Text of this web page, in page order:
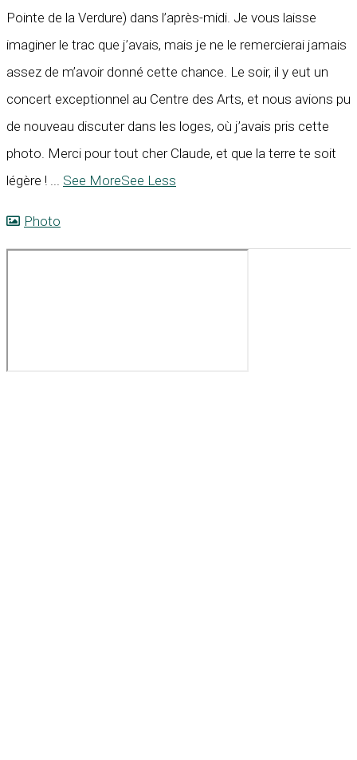
Pointe de la Verdure) dans l’après-midi. Je vous laisse
imaginer le trac que j’avais, mais je ne le remercierai jamais
assez de m’avoir donné cette chance. Le soir, il y eut un
concert exceptionnel au Centre des Arts, et nous avions pu
de nouveau discuter dans les loges, où j’avais pris cette
photo. Merci pour tout cher Claude, et que la terre te soit
légère ! ... See MoreSee Less
Photo